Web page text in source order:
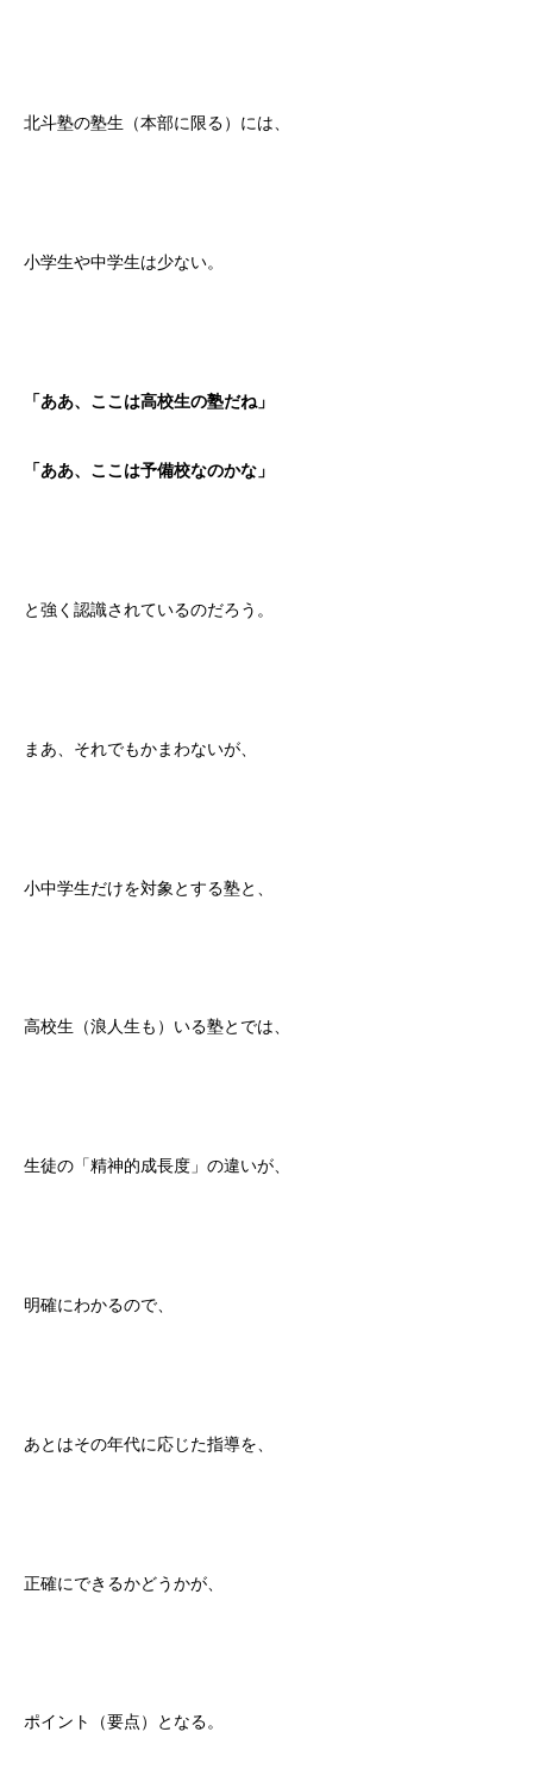
北斗塾の塾生（本部に限る）には、
小学生や中学生は少ない。
「ああ、ここは高校生の塾だね」
「ああ、ここは予備校なのかな」
と強く認識されているのだろう。
まあ、それでもかまわないが、
小中学生だけを対象とする塾と、
高校生（浪人生も）いる塾とでは、
生徒の「精神的成長度」の違いが、
明確にわかるので、
あとはその年代に応じた指導を、
正確にできるかどうかが、
ポイント（要点）となる。